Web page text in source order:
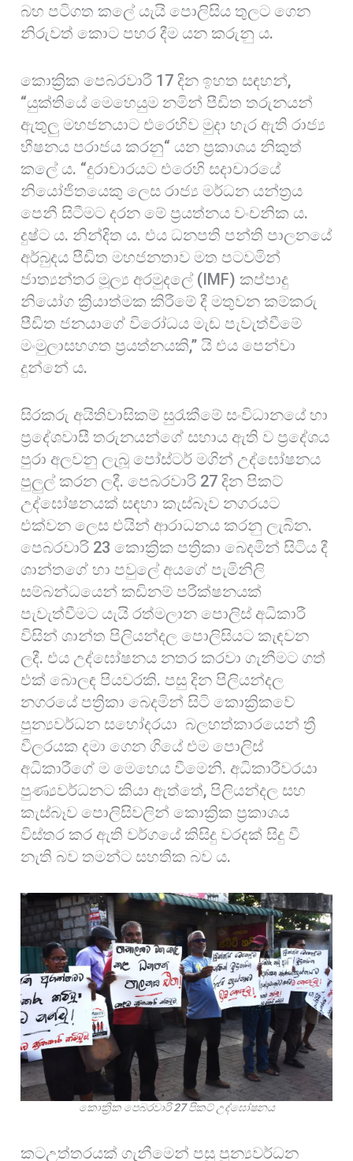
බහ පටිගත කලේ යැයි පොලිසිය තුලට ගෙන
නිරුවත් කොට පහර දීම යන කරුනු ය.
කොක්‍රික පෙබරවාරී 17 දින ඉහත සඳහන්,
“යුක්තියේ මෙහෙයුම නමින් පීඩිත තරුනයන්
ඇතුලු මහජනයාට එරෙහිව මුදා හැර ඇති රාජ්‍ය
භීෂනය පරාජය කරනු“ යන ප්‍රකාශය නිකුත්
කලේ ය. “දුරාචාරයට එරෙහි සදාචාරයේ
නියෝජිතයෙකු ලෙස රාජ්‍ය මර්ධන යන්ත්‍රය
පෙනී සිටීමට දරන මේ ප්‍රයත්නය වංචනික ය.
දුෂ්ට ය. නින්දිත ය. එය ධනපති පන්ති පාලනයේ
අර්බුදය පීඩිත මහජනතාව මත පටවමින්
ජාත්‍යන්තර මූල්‍ය අරමුදලේ (IMF) කප්පාදු
නියෝග ක්‍රියාත්මක කිරීමේ දී මතුවන කම්කරු
පීඩිත ජනයාගේ විරෝධය මැඩ පැවැත්වීමේ
මංමුලාසහගත ප්‍රයත්නයකි,” යි එය පෙන්වා
දුන්නේ ය.
සිරකරු අයිතිවාසිකම් සුරැකීමේ සංවිධානයේ හා
ප්‍රදේශවාසී තරුනයන්ගේ සහාය ඇති ව ප්‍රදේශය
පුරා අලවනු ලැබූ පෝස්ටර් මගින් උද්ඝෝෂනය
පුලුල් කරන ලදී. පෙබරවාරි 27 දින පිකට්
උද්ඝෝෂනයක් සඳහා කැස්බෑව නගරයට
එක්වන ලෙස එයින් ආරාධනය කරනු ලැබින.
පෙබරවාරි 23 කොක්‍රික පත්‍රිකා බෙදමින් සිටිය දී
ශාන්තගේ හා පවුලේ අයගේ පැමිනිලි
සම්බන්ධයෙන් කඩිනම් පරීක්ෂනයක්
පැවැත්වීමට යැයි රත්මලාන පොලිස් අධිකාරී
විසින් ශාන්ත පිලියන්දල පොලිසියට කැඳවන
ලදී. එය උද්ඝෝෂනය නතර කරවා ගැනීමට ගත්
එක් බොලඳ පියවරකි. පසු දින පිලියන්දල
නගරයේ පත්‍රිකා බෙදමින් සිටි කොක්‍රිකවේ
පුන්‍යවර්ධන සහෝදරයා බලහත්කාරයෙන් ත්‍රී
වීලරයක දමා ගෙන ගියේ එම පොලිස්
අධිකාරීගේ ම මෙහෙය වීමෙනි. අධිකාරීවරයා
පුණ්‍යවර්ධනට කියා ඇත්තේ, පිලියන්දල සහ
කැස්බෑව පොලිසිවලින් කොක්‍රික ප්‍රකාශය
විස්තර කර ඇති වර්ගයේ කිසිදු වරදක් සිදු වී
නැති බව තමන්ට සහතික බව ය.
කොක්‍රික පෙබරවාරි 27 පිකට් උද්ඝෝෂනය
කටඋත්තරයක් ගැනීමෙන් පසු පුන්‍යවර්ධන